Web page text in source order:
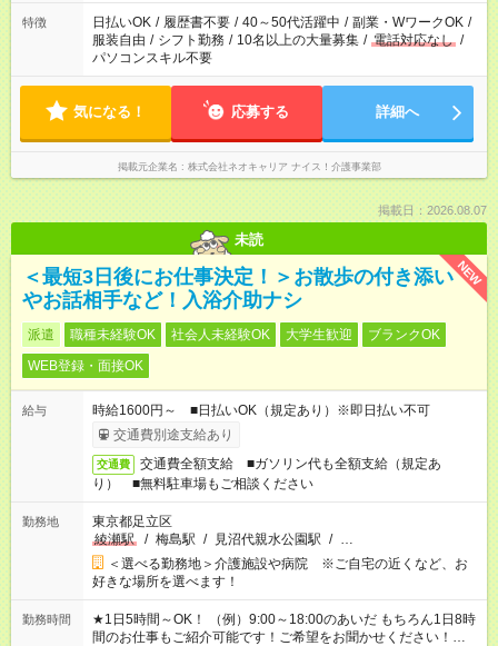
特徴 日払いOK / 履歴書不要 / 40～50代活躍中 / 副業・WワークOK /
服装自由 / シフト勤務 / 10名以上の大量募集 / 電話対応なし /
パソコンスキル不要
気になる！ 応募する 詳細へ
掲載元企業名 株式会社ネオキャリア ナイス！介護事業部
掲載日：2026.08.07
未読
NEW
＜最短3日後にお仕事決定！＞お散歩の付き添い
やお話相手など！入浴介助ナシ
派遣 職種未経験OK 社会人未経験OK 大学生歓迎
ブランクOK
WEB登録・面接OK
給与
時給1600円～ ■日払いOK（規定あり）※即日払い不可
交通費別途支給あり
交通費
交通費全額支給 ■ガソリン代も全額支給（規定あ
り） ■無料駐車場もご相談ください
勤務地
東京都足立区
綾瀬駅
/ 梅島駅 / 見沼代親水公園駅 / …
＜選べる勤務地＞介護施設や病院 ※ご自宅の近くなど、お
好きな場所を選べます！
勤務時間
★1日5時間～OK！ （例）9:00～18:00のあいだ もちろん1日8時
間のお仕事もご紹介可能です！ご希望をお聞かせください！★家